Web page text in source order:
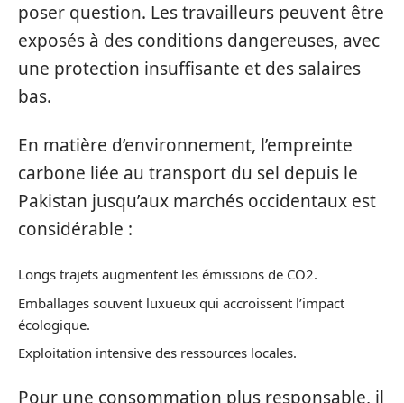
poser question. Les travailleurs peuvent être
exposés à des conditions dangereuses, avec
une protection insuffisante et des salaires
bas.
En matière d’environnement, l’empreinte
carbone liée au transport du sel depuis le
Pakistan jusqu’aux marchés occidentaux est
considérable :
Longs trajets augmentent les émissions de CO2.
Emballages souvent luxueux qui accroissent l’impact
écologique.
Exploitation intensive des ressources locales.
Pour une consommation plus responsable, il